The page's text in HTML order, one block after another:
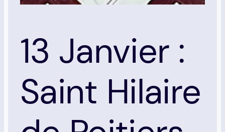
13 Janvier :
Saint Hilaire